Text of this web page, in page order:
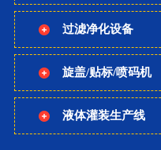
过滤净化设备
旋盖/贴标/喷码机
液体灌装生产线